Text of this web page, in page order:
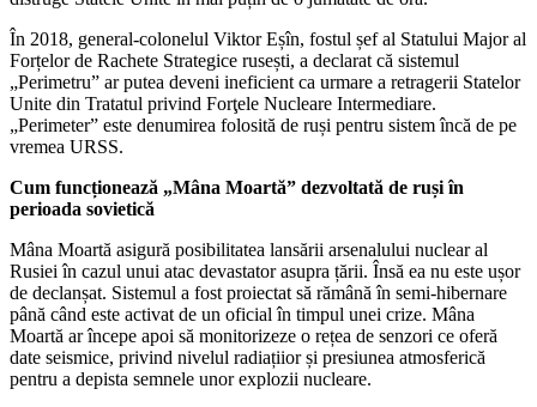
În 2018, general-colonelul Viktor Eșîn, fostul șef al Statului Major al
Forțelor de Rachete Strategice rusești, a declarat că sistemul
„Perimetru” ar putea deveni ineficient ca urmare a retragerii Statelor
Unite din Tratatul privind Forţele Nucleare Intermediare.
„Perimeter” este denumirea folosită de ruși pentru sistem încă de pe
vremea URSS.
Cum funcționează „Mâna Moartă” dezvoltată de ruși în
perioada sovietică
Mâna Moartă asigură posibilitatea lansării arsenalului nuclear al
Rusiei în cazul unui atac devastator asupra țării. Însă ea nu este ușor
de declanșat. Sistemul a fost proiectat să rămână în semi-hibernare
până când este activat de un oficial în timpul unei crize. Mâna
Moartă ar începe apoi să monitorizeze o rețea de senzori ce oferă
date seismice, privind nivelul radiațiior și presiunea atmosferică
pentru a depista semnele unor explozii nucleare.